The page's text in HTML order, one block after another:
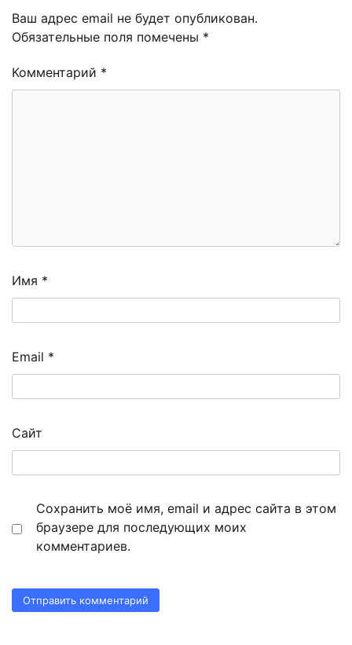
Ваш адрес email не будет опубликован.
Обязательные поля помечены *
Комментарий *
Имя *
Email *
Сайт
Сохранить моё имя, email и адрес сайта в этом
браузере для последующих моих
комментариев.